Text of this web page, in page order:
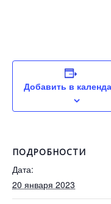
Добавить в
ПОДРОБНОСТИ
Дата:
20 января 2023